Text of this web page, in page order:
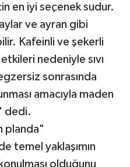
en iyi seçenek sudur.
ve ayran gibi
Kafeinli ve şekerli
nedeniyle sıvı
sonrasında
amacıyla maden
dedi.
planda"
temel yaklaşımın
olduğunu